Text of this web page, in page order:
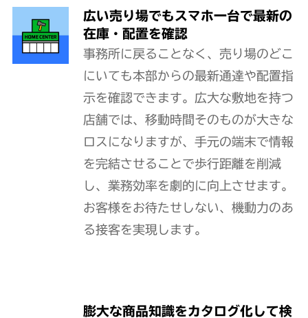
広い売り場でもスマホ一台で最新の
在庫・配置を確認
事務所に戻ることなく、売り場のどこ
にいても本部からの最新通達や配置指
示を確認できます。広大な敷地を持つ
店舗では、移動時間そのものが大きな
ロスになりますが、手元の端末で情報
を完結させることで歩行距離を削減
し、業務効率を劇的に向上させます。
お客様をお待たせしない、機動力のあ
る接客を実現します。
膨大な商品知識をカタログ化して検